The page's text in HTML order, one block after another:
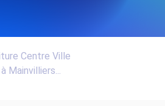
Centre Ville
Mainvilliers...